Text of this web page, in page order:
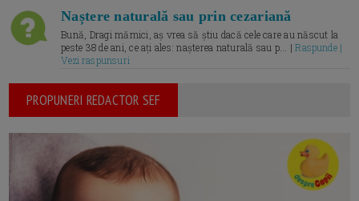
Naștere naturală sau prin cezariană
Bună, Dragi mămici, aș vrea să știu dacă cele care au născut la
peste 38 de ani, ce ați ales: nașterea naturală sau p... |Raspunde |
Vezi raspunsuri
PROPUNERI REDACTOR SEF